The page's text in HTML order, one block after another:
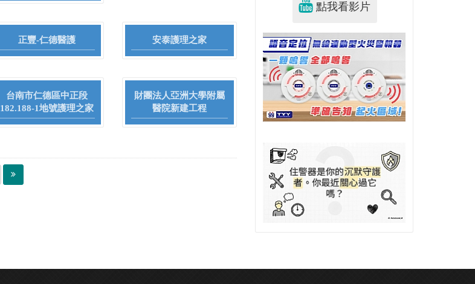
正豐-仁德醫護 安泰護理之家
台南市仁德區中正段
182.188-1地號護理之家
財團法人亞洲大學附屬
醫院新建工程
點我看影片